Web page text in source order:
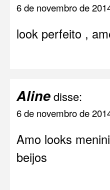
6 de novembro de
look perfeito ,
Alinedisse:
6 de novembro de
Amo looks
beijos